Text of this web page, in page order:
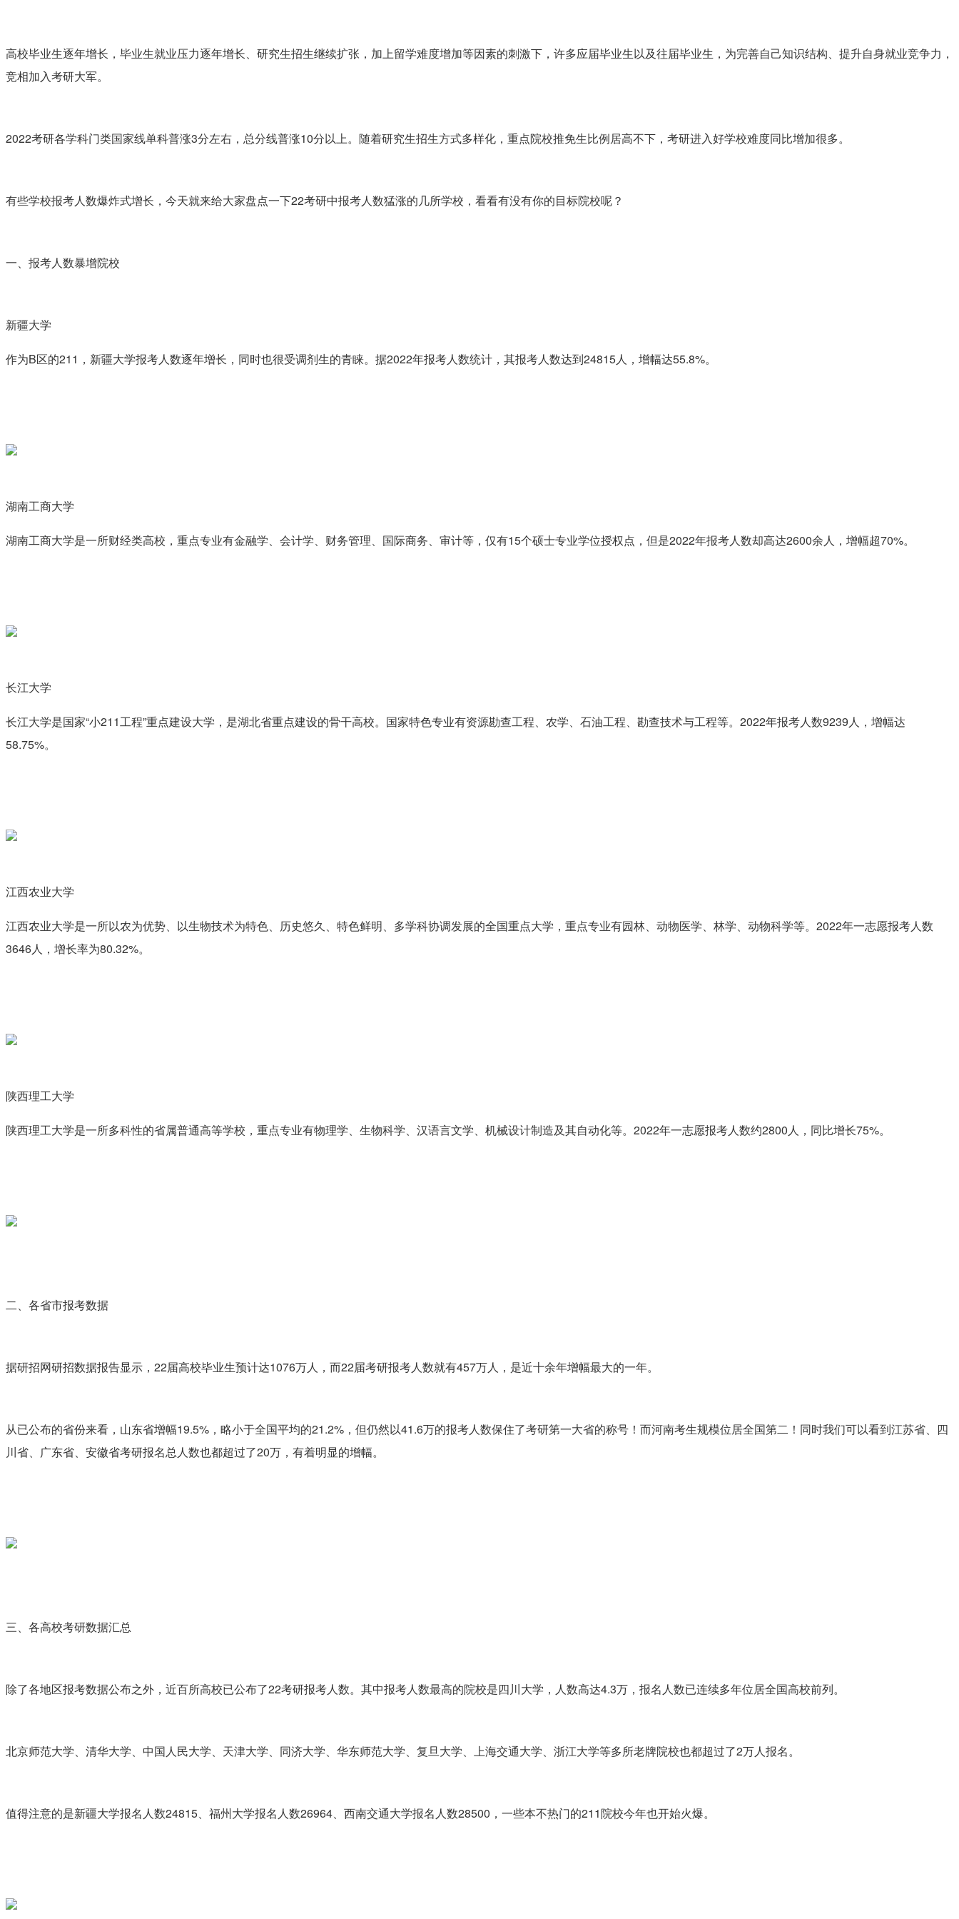
高校毕业生逐年增长，毕业生就业压力逐年增长、研究生招生继续扩张，加上留学难度增加等因素的刺激下，许多应届毕业生以及往届毕业生，为完善自己知识结构、提升自身就业竞争力，
竞相加入考研大军。
2022考研各学科门类国家线单科普涨3分左右，总分线普涨10分以上。随着研究生招生方式多样化，重点院校推免生比例居高不下，考研进入好学校难度同比增加很多。
有些学校报考人数爆炸式增长，今天就来给大家盘点一下22考研中报考人数猛涨的几所学校，看看有没有你的目标院校呢？
一、报考人数暴增院校
新疆大学
作为B区的211，新疆大学报考人数逐年增长，同时也很受调剂生的青睐。据2022年报考人数统计，其报考人数达到24815人，增幅达55.8%。
湖南工商大学
湖南工商大学是一所财经类高校，重点专业有金融学、会计学、财务管理、国际商务、审计等，仅有15个硕士专业学位授权点，但是2022年报考人数却高达2600余人，增幅超70%。
长江大学
长江大学是国家“小211工程”重点建设大学，是湖北省重点建设的骨干高校。国家特色专业有资源勘查工程、农学、石油工程、勘查技术与工程等。2022年报考人数9239人，增幅达
58.75%。
江西农业大学
江西农业大学是一所以农为优势、以生物技术为特色、历史悠久、特色鲜明、多学科协调发展的全国重点大学，重点专业有园林、动物医学、林学、动物科学等。2022年一志愿报考人数
3646人，增长率为80.32%。
陕西理工大学
陕西理工大学是一所多科性的省属普通高等学校，重点专业有物理学、生物科学、汉语言文学、机械设计制造及其自动化等。2022年一志愿报考人数约2800人，同比增长75%。
二、各省市报考数据
据研招网研招数据报告显示，22届高校毕业生预计达1076万人，而22届考研报考人数就有457万人，是近十余年增幅最大的一年。
从已公布的省份来看，山东省增幅19.5%，略小于全国平均的21.2%，但仍然以41.6万的报考人数保住了考研第一大省的称号！而河南考生规模位居全国第二！同时我们可以看到江苏省、四
川省、广东省、安徽省考研报名总人数也都超过了20万，有着明显的增幅。
三、各高校考研数据汇总
除了各地区报考数据公布之外，近百所高校已公布了22考研报考人数。其中报考人数最高的院校是四川大学，人数高达4.3万，报名人数已连续多年位居全国高校前列。
北京师范大学、清华大学、中国人民大学、天津大学、同济大学、华东师范大学、复旦大学、上海交通大学、浙江大学等多所老牌院校也都超过了2万人报名。
值得注意的是新疆大学报名人数24815、福州大学报名人数26964、西南交通大学报名人数28500，一些本不热门的211院校今年也开始火爆。